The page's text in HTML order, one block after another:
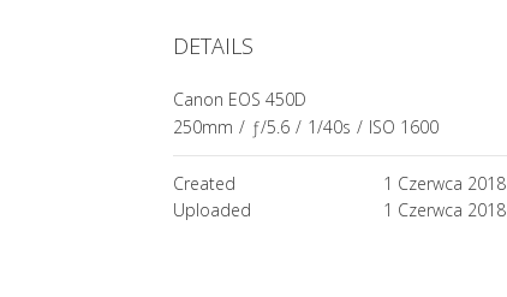
DETAILS
Canon EOS 450D
250mm / ƒ/5.6 / 1/40s / ISO 1600
Created
1 Czerwca 2018
Uploaded
1 Czerwca 2018